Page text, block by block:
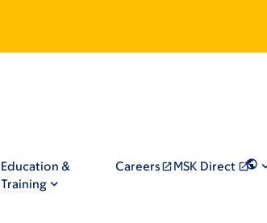
Education &
Training
Careers MSK Direct